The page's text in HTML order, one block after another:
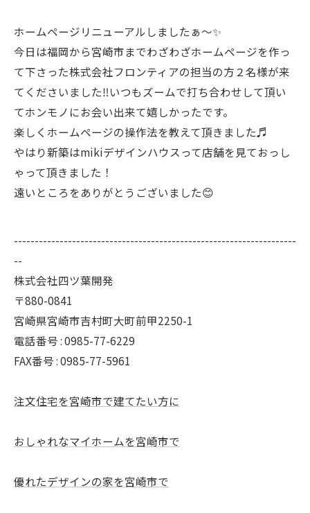
ホームページリニューアルしましたぁ〜✨
今日は福岡から宮崎市までわざわざホームページを作っ
て下さった株式会社フロンティアの担当の方２名様が来
てくださいました‼️いつもズームで打ち合わせして頂い
てホンモノにお会い出来て嬉しかったです。
楽しくホームページの操作法を教えて頂きました♬
やはり新築はmikiデザインハウスって店舗を見ておっし
ゃって頂きました！
遠いところをありがとうございました😊
--------------------------------------------------------------------
--
株式会社四ツ葉開発
〒880-0841
宮崎県宮崎市吉村町大町前甲2250-1
電話番号 : 0985-77-6229
FAX番号 : 0985-77-5961
注文住宅を宮崎市で建てたい方に
おしゃれなマイホームを宮崎市で
優れたデザインの家を宮崎市で